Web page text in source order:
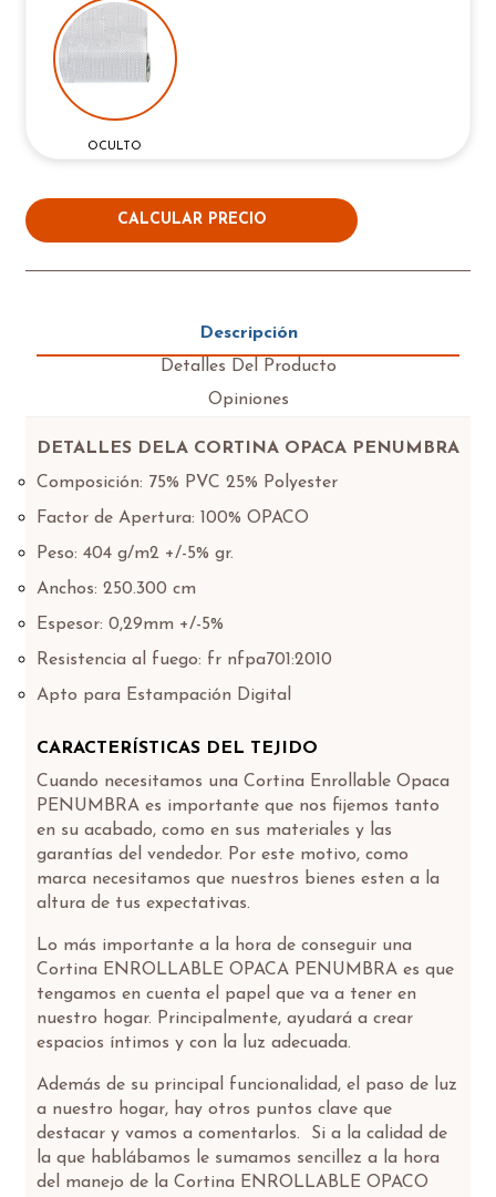
OCULTO
CALCULAR PRECIO
Descripción
Detalles Del Producto
Opiniones
DETALLES DELA CORTINA OPACA PENUMBRA
Composición: 75% PVC 25% Polyester
Factor de Apertura: 100% OPACO
Peso: 404 g/m2 +/-5% gr.
Anchos: 250.300 cm
Espesor: 0,29mm +/-5%
Resistencia al fuego: fr nfpa701:2010
Apto para Estampación Digital
CARACTERÍSTICAS DEL TEJIDO
Cuando necesitamos una Cortina Enrollable Opaca
PENUMBRA es importante que nos fijemos tanto
en su acabado, como en sus materiales y las
garantías del vendedor. Por este motivo, como
marca necesitamos que nuestros bienes esten a la
altura de tus expectativas.
Lo más importante a la hora de conseguir una
Cortina ENROLLABLE OPACA PENUMBRA es que
tengamos en cuenta el papel que va a tener en
nuestro hogar. Principalmente, ayudará a crear
espacios íntimos y con la luz adecuada.
Además de su principal funcionalidad, el paso de luz
a nuestro hogar, hay otros puntos clave que
destacar y vamos a comentarlos. Si a la calidad de
la que hablábamos le sumamos sencillez a la hora
del manejo de la Cortina ENROLLABLE OPACO